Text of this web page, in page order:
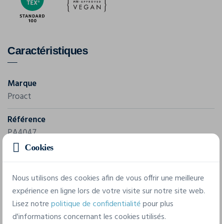
Caractéristiques
Marque
Proact
Référence
PA4047
Grammage
Composition
100% Polyester
Cookies
Nous utilisons des cookies afin de vous offrir une meilleure
expérience en ligne lors de votre visite sur notre site web.
Lisez notrepolitique de confidentialitépour plus
d'informations concernant les cookies utilisés.